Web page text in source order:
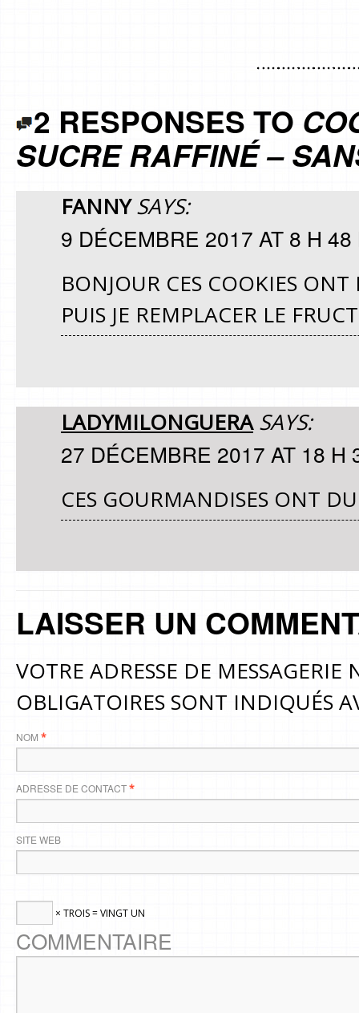
2 RESPONSES TO
SUCRE RAFFINÉ –
FANNY SAYS:
9 DÉCEMBRE 2017 AT 8 H 48
BONJOUR CES COOKIES
PUIS JE REMPLACER LE
LADYMILONGUERA SAYS:
27 DÉCEMBRE 2017 AT 18 H
CES GOURMANDISES ONT
LAISSER UN
VOTRE ADRESSE DE MESSAGERIE
OBLIGATOIRES SONT INDIQUÉS
NOM *
ADRESSE DE CONTACT*
SITE WEB
× TROIS = VINGT UN
COMMENTAIRE